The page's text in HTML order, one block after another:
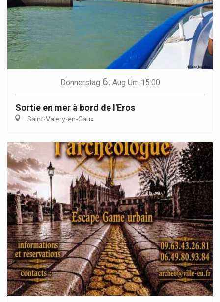
Donnerstag 6. Aug Um 15:00
Sortie en mer à bord de l'Eros
Saint-Valery-en-Caux